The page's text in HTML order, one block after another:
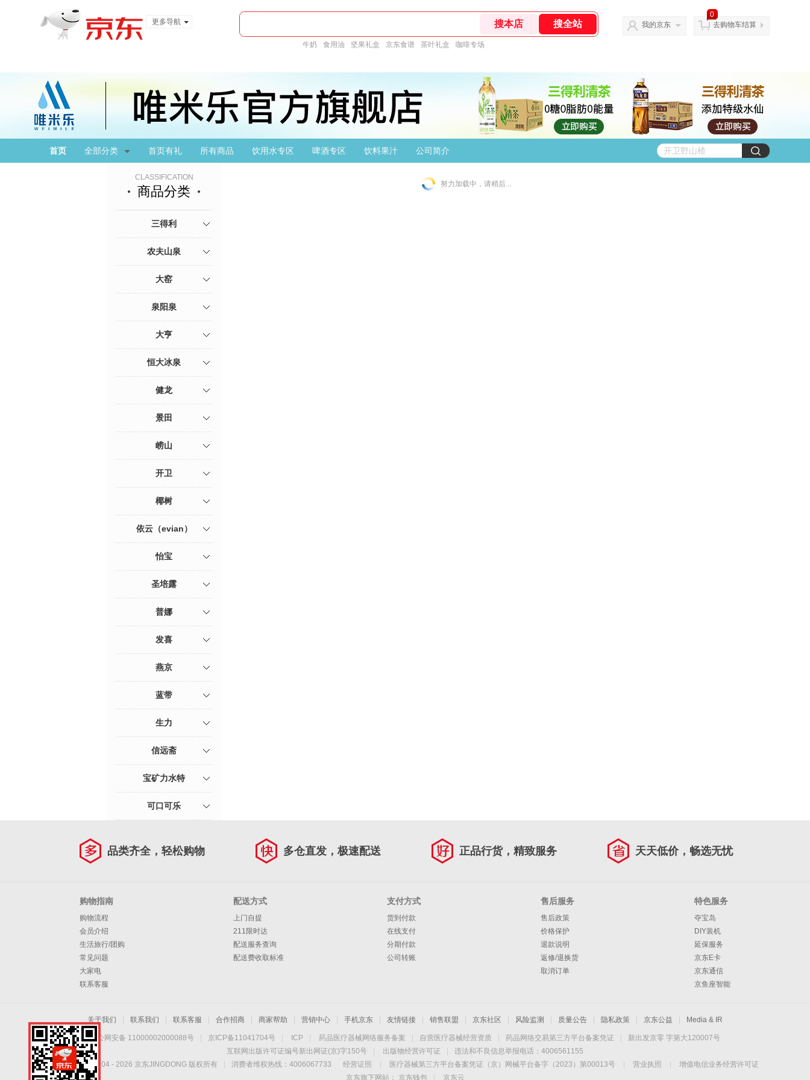
更多导航
牛奶 食用油 坚果礼盒 京东食谱 茶叶礼盒 咖啡专场
我的京东
0
去购物车结算
首页 全部分类 首页有礼 所有商品 饮用水专区 啤酒专区 饮料果汁 公司简介
CLASSIFICATION
商品分类
三得利
农夫山泉
大窑
泉阳泉
大亨
恒大冰泉
健龙
景田
崂山
开卫
椰树
依云（evian）
怡宝
圣培露
普娜
发喜
燕京
蓝带
生力
信远斋
宝矿力水特
可口可乐
努力加载中，请稍后...
品类齐全，轻松购物 多仓直发，极速配送 正品行货，精致服务 天天低价，畅选无忧
购物指南
购物流程
会员介绍
生活旅行/团购
常见问题
大家电
联系客服
配送方式
上门自提
211限时达
配送服务查询
配送费收取标准
支付方式
货到付款
在线支付
分期付款
公司转账
售后服务
售后政策
价格保护
退款说明
返修/退换货
取消订单
特色服务
夺宝岛
DIY装机
延保服务
京东E卡
京东通信
京鱼座智能
关于我们 联系我们 联系客服 合作招商 商家帮助 营销中心 手机京东 友情链接 销售联盟 京东社区 风险监测 质量公告 隐私政策 京东公益 Media & IR
京公网安备 11000002000088号 京ICP备11041704号 ICP 药品医疗器械网络服务备案 自营医疗器械经营资质 药品网络交易第三方平台备案凭证
新出发京零 字第大120007号
互联网出版许可证编号新出网证(京)字150号
出版物经营许可证
违法和不良信息举报电话：4006561155
Copyright © 2004 - 2026 京东JINGDONG 版权所有 消费者维权热线：4006067733 经营证照 医疗器械第三方平台备案凭证（京）网械平台备字（2023）第00013号 营业执照
增值电信业务经营许可证
京东旗下网站：
京东钱包 京东云